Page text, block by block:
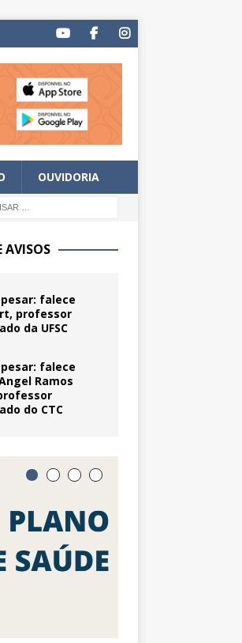
OUVIDORIA
AVISOS
falece
professor
da UFSC
falece
Ramos
do CTC